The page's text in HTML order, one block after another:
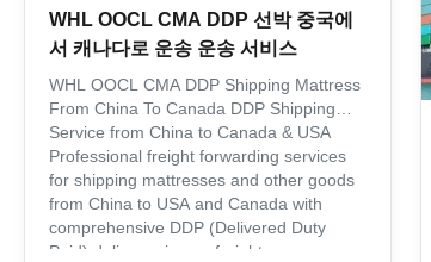
WHL OOCL CMA DDP 선박 중국에
서 캐나다로 운송 운송 서비스
WHL OOCL CMA DDP Shipping Mattress
From China To Canada DDP Shipping
Service from China to Canada & USA
Professional freight forwarding services
for shipping mattresses and other goods
from China to USA and Canada with
comprehensive DDP (Delivered Duty
Paid) delivery via sea freight.